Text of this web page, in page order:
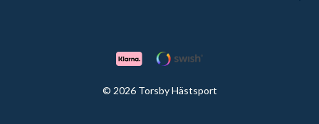
© 2026 Torsby Hästsport